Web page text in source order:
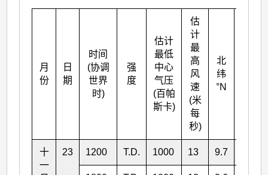
月
份
日
期
时间
(协调
世界
时)
强
度
估计
最低
中心
气压
(百帕
斯卡)
估
计
最
高
风
速
(米
每
秒)
北
纬
°N
十
一
23 1200 T.D. 1000 13 9.7